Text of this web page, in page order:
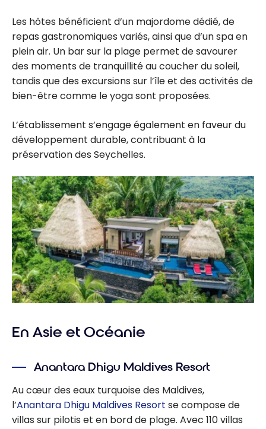
Les hôtes bénéficient d’un majordome dédié, de
repas gastronomiques variés, ainsi que d’un spa en
plein air. Un bar sur la plage permet de savourer
des moments de tranquillité au coucher du soleil,
tandis que des excursions sur l’île et des activités de
bien-être comme le yoga sont proposées.
L’établissement s’engage également en faveur du
développement durable, contribuant à la
préservation des Seychelles.
En Asie et Océanie
Anantara Dhigu Maldives Resort
Au cœur des eaux turquoise des Maldives,
l’Anantara Dhigu Maldives Resort se compose de
villas sur pilotis et en bord de plage. Avec 110 villas